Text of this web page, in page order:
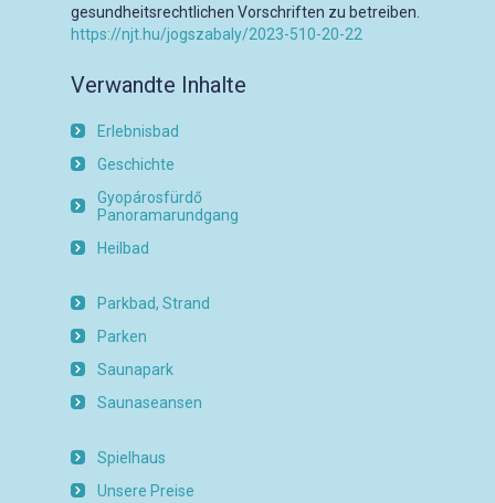
gesundheitsrechtlichen Vorschriften zu betreiben.
https://njt.hu/jogszabaly/2023-510-20-22
Verwandte Inhalte
Erlebnisbad
Geschichte
Gyopárosfürdő
Panoramarundgang
Heilbad
Parkbad, Strand
Parken
Saunapark
Saunaseansen
Spielhaus
Unsere Preise